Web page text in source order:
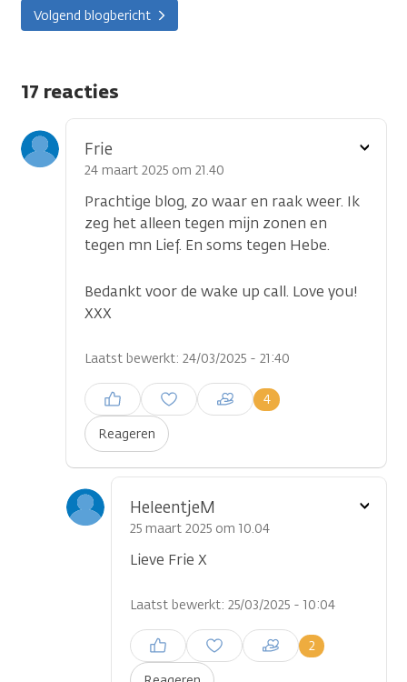
Volgend blogbericht
17 reacties
Frie
24 maart 2025 om 21.40
Prachtige blog, zo waar en raak weer. Ik
zeg het alleen tegen mijn zonen en
tegen mn Lief. En soms tegen Hebe.
Bedankt voor de wake up call. Love you!
XXX
Laatst bewerkt: 24/03/2025 - 21:40
Reageren
4
Inloggen om een reactie te
plaatsen
Toon
HeleentjeM
25 maart 2025 om 10.04
Lieve Frie X
Laatst bewerkt: 25/03/2025 - 10:04
2
Inloggen om een reactie te
plaatsen
Toon